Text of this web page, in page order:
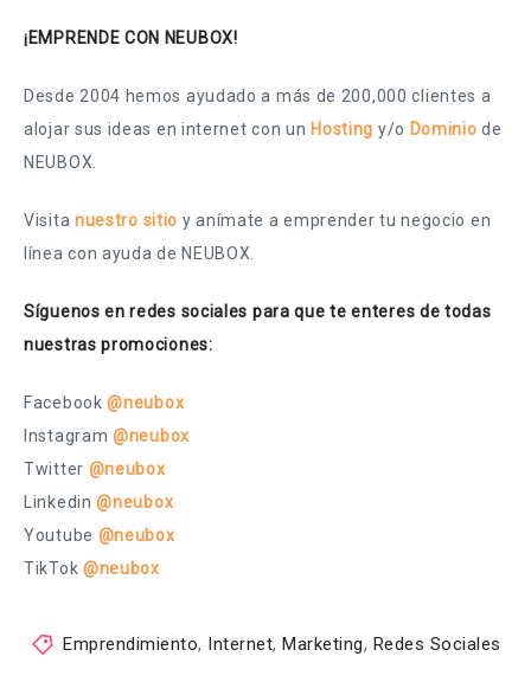
¡EMPRENDE CON NEUBOX!
Desde 2004 hemos ayudado a más de 200,000 clientes a
alojar sus ideas en internet con un Hosting y/o Dominio de
NEUBOX.
Visita nuestro sitio y anímate a emprender tu negocio en
línea con ayuda de NEUBOX.
Síguenos en redes sociales para que te enteres de todas
nuestras promociones:
Facebook@neubox
Instagram @neubox
Twitter @neubox
Linkedin@neubox
Youtube @neubox
TikTok @neubox
Emprendimiento, Internet, Marketing, Redes Sociales